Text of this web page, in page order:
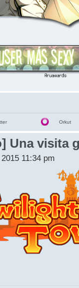
Orkut
Una visita
11:34 pm